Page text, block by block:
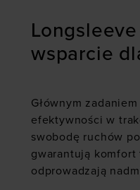
wsparcie
Głównym
efektywności w
swobodę ruchów
gwarantują
odprowadzają